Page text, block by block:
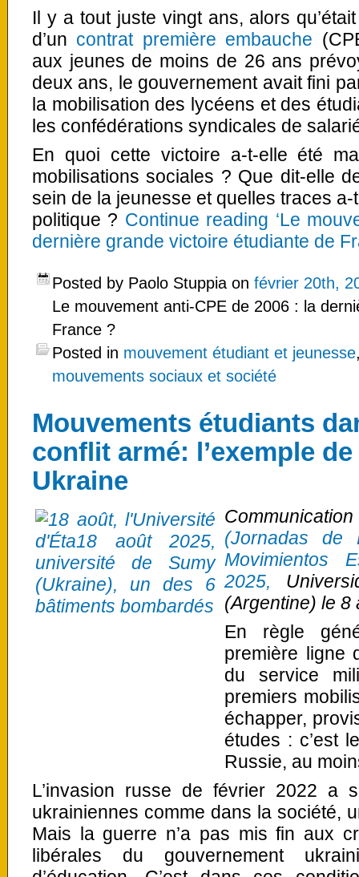
Il y a tout juste vingt ans, alors
d’un contrat première embauche
aux jeunes de moins de 26 ans
deux ans, le gouvernement avait fini
la mobilisation des lycéens et des
les confédérations syndicales de
En quoi cette victoire a-t-elle été
mobilisations sociales ? Que dit-elle
sein de la jeunesse et quelles traces
politique ? Continue reading ‘Le
dernière grande victoire étudiante de
Posted by Paolo Stuppia on février 20th,
Le mouvement anti-CPE de 2006 : la
France ?
Posted in mouvement étudiant et jeunesse
mouvements sociaux et société
Mouvements étudiants
conflit armé: l’exemple
Ukraine
(Jornadas de
Movimientos
2025,
(Argentine) le 8
En règle
première ligne
du service
premiers
échapper,
études : c’est
Russie, au
L’invasion russe de février 2022 a
ukrainiennes comme dans la société,
Mais la guerre n’a pas mis fin aux
libérales du gouvernement